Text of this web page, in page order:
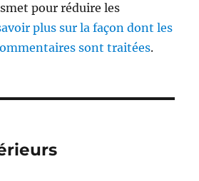
pour réduire les
plus sur la façon dont les
sont traitées.